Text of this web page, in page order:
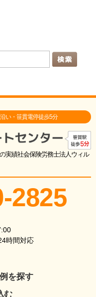
い・笹貫電停徒歩5分
実績社会保険労務士法人ウィル
2825
時間対応
を探す
む